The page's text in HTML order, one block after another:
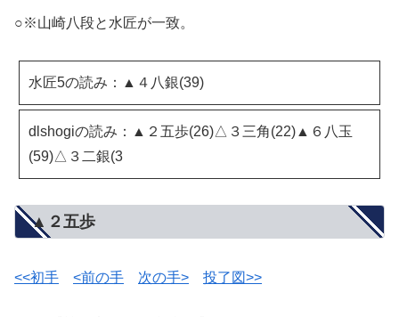
○※山崎八段と水匠が一致。
水匠5の読み：▲４八銀(39)
dlshogiの読み：▲２五歩(26)△３三角(22)▲６八玉
(59)△３二銀(3
▲２五歩
<<初手 <前の手 次の手> 投了図>>